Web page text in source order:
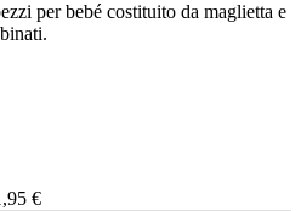
per bebé costituito da maglietta e
€